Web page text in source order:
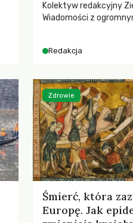
Kolektyw redakcyjny
Wiadomości z
kochanego Opiekuna,
Redakcja
Śmierć, która
Europę. Jak
Zdrowie